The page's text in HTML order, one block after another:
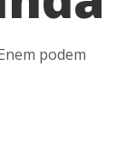
podem